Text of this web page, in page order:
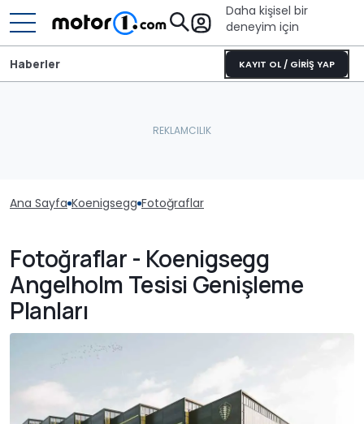
Daha kişisel bir
deneyim için
KAYIT OL / GİRİŞ YAP
Haberler
Ana Sayfa Koenigsegg Fotoğraflar
Fotoğraflar - Koenigsegg
Angelholm Tesisi Genişleme
Planları